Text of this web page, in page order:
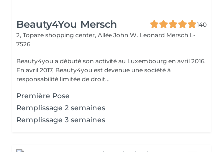
Beauty4You Mersch
140
2, Topaze shopping center, Allée John W. Leonard Mersch L-
7526
Beauty4you a débuté son activité au Luxembourg en avril 2016.
En avril 2017, Beauty4you est devenue une société à
responsabilité limitée de droit...
Première Pose
Remplissage 2 semaines
Remplissage 3 semaines